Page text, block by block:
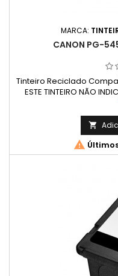
MARCA:
CANON PG-
Tinteiro Reciclado
ESTE TINTEIRO NÃO
COM INSTRUÇÕES)

